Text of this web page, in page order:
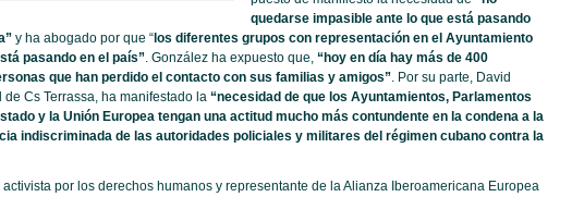
quedarse impasible ante lo que está pasando
y ha abogado por que “los diferentes grupos con representación en el Ayuntamiento
pasando en el país”. González ha expuesto que, “hoy en día hay más de 400
que han perdido el contacto con sus familias y amigos”. Por su parte, David
Cs Terrassa, ha manifestado la “necesidad de que los Ayuntamientos, Parlamentos
y la Unión Europea tengan una actitud mucho más contundente en la condena a la
indiscriminada de las autoridades policiales y militares del régimen cubano contra la
activista por los derechos humanos y representante de la Alianza Iberoamericana Europea